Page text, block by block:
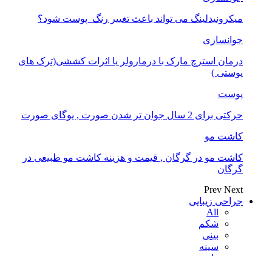
میکرونیدلینگ می تواند باعث تغییر رنگ ‍ پوست شود؟
جوانسازی
درمان استرچ مارک با درمارولر یا اثرات کششی(ترک های
پوستی )
پوست
حرکتی برای 2 سال جوان تر شدن صورت , یوگای صورت
کاشت مو
کاشت مو در گرگان , قیمت و هزینه کاشت مو طبیعی در
گرگان
Prev Next
جراحی زیبایی
All
شکم
بینی
سینه